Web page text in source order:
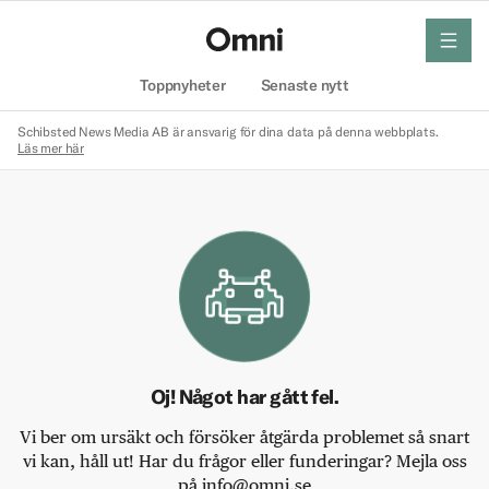
Toppnyheter Senaste nytt
meny
Schibsted News Media AB är ansvarig för dina data på denna webbplats.
Läs mer här
Oj! Något har gått fel.
Vi ber om ursäkt och försöker åtgärda problemet så snart
vi kan, håll ut! Har du frågor eller funderingar? Mejla oss